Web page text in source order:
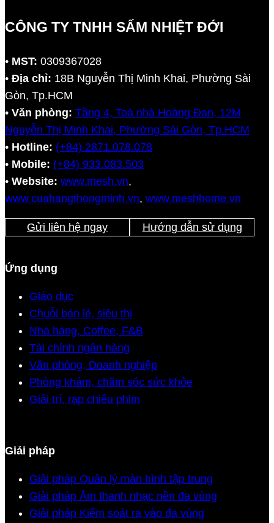
CÔNG TY TNHH SẤM NHIỆT ĐỚI
• MST: 0309367028
• Địa chỉ: 18B Nguyễn Thị Minh Khai, Phường Sài
Gòn, Tp.HCM
• Văn phòng: Tầng 4, Toà nhà Hoàng Đan, 12M
Nguyễn Thị Minh Khai, Phường Sài Gòn, Tp.HCM
• Hotline: (+84) 2871.078.078
• Mobile: (+84) 933.083.503
• Website: www.mesh.vn,
www.cuahangthongminh.vn, www.meshhome.vn
Gửi liên hệ ngay Hướng dẫn sử dụng
Ứng dụng
Giáo dục
Chuỗi bán lẻ, siêu thị
Nhà hàng, Coffee, F&B
Tài chính ngân hàng
Văn phòng, Doanh nghiệp
Phòng khám, chăm sóc sức khỏe
Giải trí, rạp chiếu phim
Giải pháp
Giải pháp Quản lý màn hình tập trung
Giải pháp Âm thanh nhạc nền đa vùng
Giải pháp Kiểm soát ra vào đa vùng